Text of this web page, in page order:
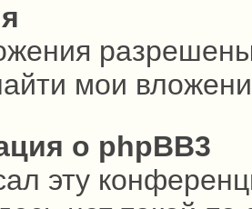
мои
о phpBB3
эту